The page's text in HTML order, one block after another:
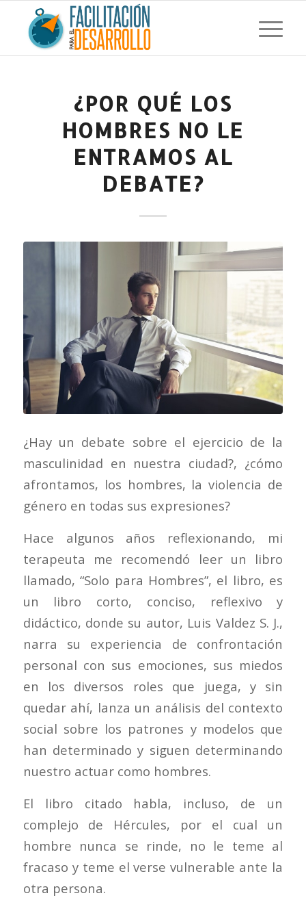
¿POR QUÉ LOS
HOMBRES NO LE
ENTRAMOS AL
DEBATE?
¿Hay un debate sobre el ejercicio de la
masculinidad en nuestra ciudad?, ¿cómo
afrontamos, los hombres, la violencia de
género en todas sus expresiones?
Hace algunos años reflexionando, mi
terapeuta me recomendó leer un libro
llamado, “Solo para Hombres”, el libro, es
un libro corto, conciso, reflexivo y
didáctico, donde su autor, Luis Valdez S. J.,
narra su experiencia de confrontación
personal con sus emociones, sus miedos
en los diversos roles que juega, y sin
quedar ahí, lanza un análisis del contexto
social sobre los patrones y modelos que
han determinado y siguen determinando
nuestro actuar como hombres.
El libro citado habla, incluso, de un
complejo de Hércules, por el cual un
hombre nunca se rinde, no le teme al
fracaso y teme el verse vulnerable ante la
otra persona.